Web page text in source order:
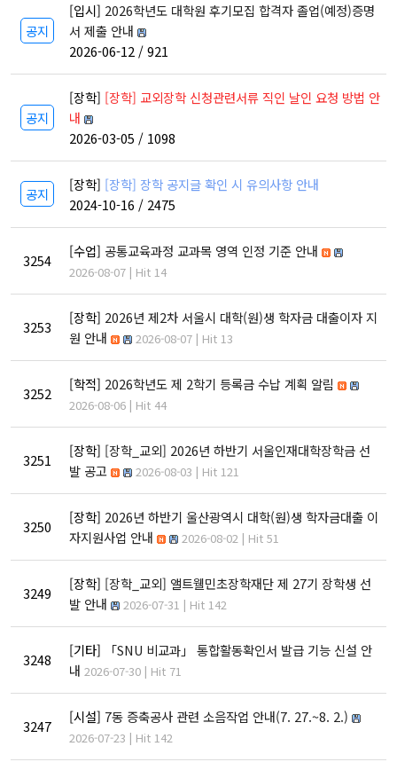
공지
[입시] 2026학년도 대학원 후기모집 합격자 졸업(예정)증명
서 제출 안내
2026-06-12 / 921
공지
[장학] [장학] 교외장학 신청관련서류 직인 날인 요청 방법 안
내
2026-03-05 / 1098
공지
[장학] [장학] 장학 공지글 확인 시 유의사항 안내
2024-10-16 / 2475
3254
[수업] 공통교육과정 교과목 영역 인정 기준 안내
2026-08-07 | Hit 14
3253
[장학] 2026년 제2차 서울시 대학(원)생 학자금 대출이자 지
원 안내
2026-08-07 | Hit 13
3252
[학적] 2026학년도 제 2학기 등록금 수납 계획 알림
2026-08-06 | Hit 44
3251
[장학] [장학_교외] 2026년 하반기 서울인재대학장학금 선
발 공고
2026-08-03 | Hit 121
3250
[장학] 2026년 하반기 울산광역시 대학(원)생 학자금대출 이
자지원사업 안내
2026-08-02 | Hit 51
3249
[장학] [장학_교외] 앨트웰민초장학재단 제 27기 장학생 선
발 안내
2026-07-31 | Hit 142
3248
[기타]
「SNU 비교과」 통합활동확인서 발급 기능 신설 안
내 2026-07-30 | Hit 71
3247
[시설] 7동 증축공사 관련 소음작업 안내(7. 27.~8. 2.)
2026-07-23 | Hit 142
인문학연구원
동아문화연구소
영문화권연구소
불어문화권연구소
독일어문화권연구소
종교문제연구소
예술문화연구소
인문정보연구소
중국어문학연구소
문화유산연구소
중앙유라시아연구소
중세르네상스연구소
연구소
라틴아메리카연구소
철학사상연구소
국제화지원센터
학생생활문화원
인문소극장
최고지도자 인문학과정
대학생활
학생지원
장학금제도
인문학펠로우
학생회
동아리활동